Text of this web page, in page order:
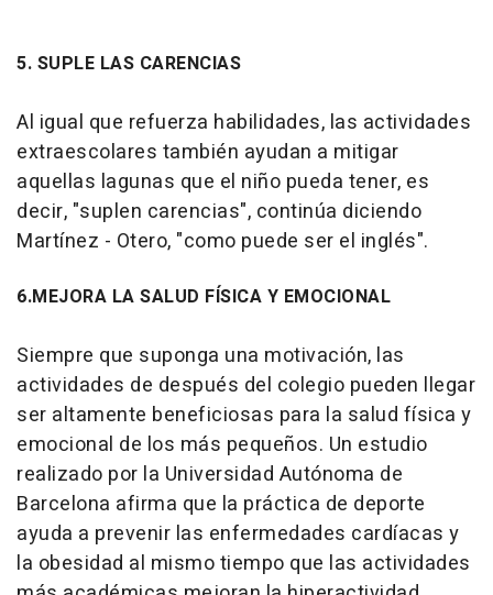
5. SUPLE LAS CARENCIAS
Al igual que refuerza habilidades, las actividades
extraescolares también ayudan a mitigar
aquellas lagunas que el niño pueda tener, es
decir, "suplen carencias", continúa diciendo
Martínez - Otero, "como puede ser el inglés".
6.MEJORA LA SALUD FÍSICA Y EMOCIONAL
Siempre que suponga una motivación, las
actividades de después del colegio pueden llegar
ser altamente beneficiosas para la salud física y
emocional de los más pequeños. Un estudio
realizado por la Universidad Autónoma de
Barcelona afirma que la práctica de deporte
ayuda a prevenir las enfermedades cardíacas y
la obesidad al mismo tiempo que las actividades